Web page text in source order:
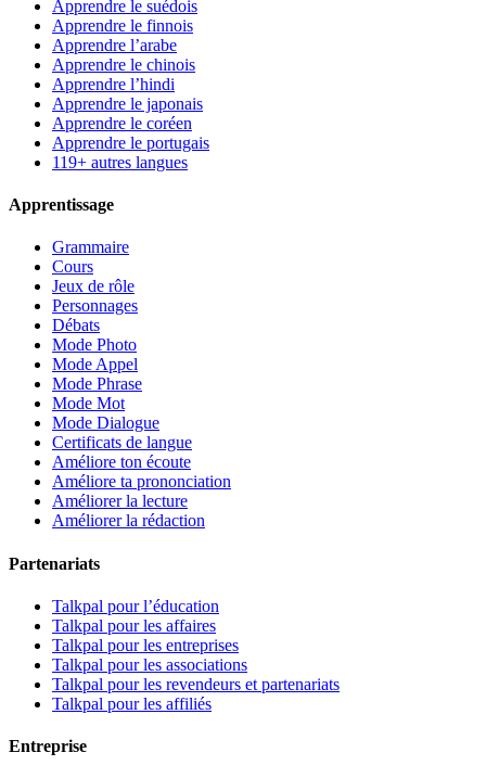
Apprendre le suédois
Apprendre le finnois
Apprendre l’arabe
Apprendre le chinois
Apprendre l’hindi
Apprendre le japonais
Apprendre le coréen
Apprendre le portugais
119+ autres langues
Apprentissage
Grammaire
Cours
Jeux de rôle
Personnages
Débats
Mode Photo
Mode Appel
Mode Phrase
Mode Mot
Mode Dialogue
Certificats de langue
Améliore ton écoute
Améliore ta prononciation
Améliorer la lecture
Améliorer la rédaction
Partenariats
Talkpal pour l’éducation
Talkpal pour les affaires
Talkpal pour les entreprises
Talkpal pour les associations
Talkpal pour les revendeurs et partenariats
Talkpal pour les affiliés
Entreprise